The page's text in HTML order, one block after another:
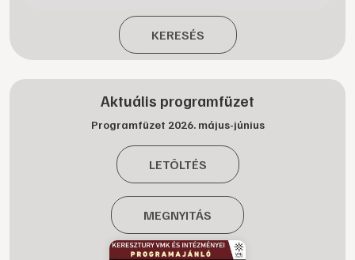
KERESÉS
Aktuális programfüzet
Programfüzet 2026. május-június
LETÖLTÉS
MEGNYITÁS